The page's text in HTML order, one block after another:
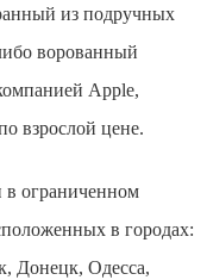
из подручных
ворованный
Apple,
взрослой цене.
в ограниченном
в городах:
Донецк, Одесса,